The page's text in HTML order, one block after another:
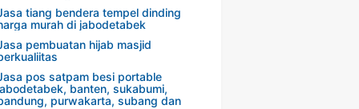
tiang bendera tempel dinding
murah di jabodetabek
pembuatan hijab masjid
pos satpam besi portable
banten, sukabumi,
purwakarta, subang dan